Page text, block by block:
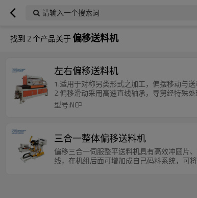
请输入一个搜索词
找到 2个产品关于偏移送料机
左右偏移送料机
1.适用于对称另类形式之加工，偏摆移动与
2.偏移滑动采用高速直线轴承，导舅经特殊
型号:NCP
三合一整体偏移送料机
偏移三合一伺服整平送料机具有高效冲圆片
线，在机组后面可增加成自己码料系统，可